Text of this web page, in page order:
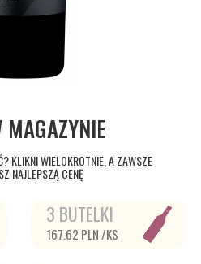
KLIKNI WIELOKROTNIE, A ZAWSZE
NAJLEPSZĄ CENĘ
3 BUTELKI
167.62 PLN /KS